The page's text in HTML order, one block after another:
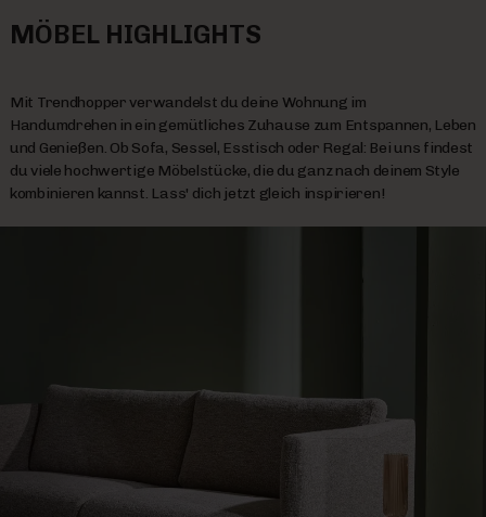
MÖBEL HIGHLIGHTS
Mit Trendhopper verwandelst du deine Wohnung im
Handumdrehen in ein gemütliches Zuhause zum Entspannen, Leben
und Genießen. Ob Sofa, Sessel, Esstisch oder Regal: Bei uns findest
du viele hochwertige Möbelstücke, die du ganz nach deinem Style
kombinieren kannst. Lass' dich jetzt gleich inspirieren!